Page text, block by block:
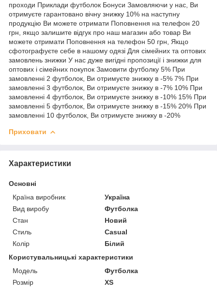
проходи Приклади футболок Бонуси Замовляючи у нас, Ви
отримуєте гарантовано вічну знижку 10% на наступну
продукцію Ви можете отримати Поповнення на телефон 20
грн, якщо залишите відгук про наш магазин або товар Ви
можете отримати Поповнення на телефон 50 грн, Якщо
сфотографуєте себе в нашому одязі Для сімейних та оптових
замовлень знижки У нас дуже вигідні пропозиції і знижки для
оптових і сімейних покупок Замовити футболку 5% При
замовленні 2 футболок, Ви отримуєте знижку в -5% 7% При
замовленні 3 футболок, Ви отримуєте знижку в -7% 10% При
замовленні 4 футболок, Ви отримуєте знижку в -10% 15% При
замовленні 5 футболок, Ви отримуєте знижку в -15% 20% При
замовленні 10 футболок, Ви отримуєте знижку в -20%
Приховати
Характеристики
Основні
Країна виробник
Україна
Вид виробу
Футболка
Стан
Новий
Стиль
Casual
Колір
Білий
Користувальницькі характеристики
Мoдель
Футболка
Розмір
XS